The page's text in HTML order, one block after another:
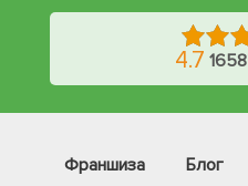
4.7
Франшиза Блог